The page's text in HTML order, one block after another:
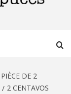
PIÈCE DE 2
2 CENTAVOS